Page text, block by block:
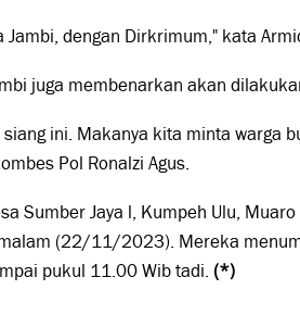
dengan Dirkrimum," kata
juga membenarkan akan
ini. Makanya kita minta warga
Pol Ronalzi Agus.
Sumber Jaya l, Kumpeh Ulu,
(22/11/2023). Mereka
pukul 11.00 Wib tadi. (*)